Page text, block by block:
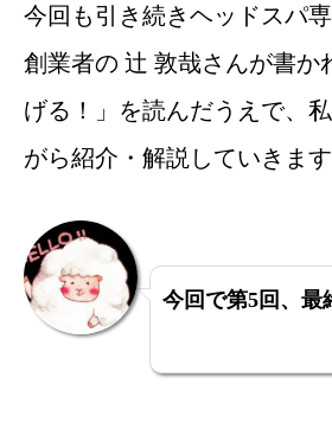
今回も引き続きヘッドスパ専
創業者の 辻 敦哉さんが書か
げる！」を読んだうえで、
がら紹介・解説していきます
今回で第5回、最